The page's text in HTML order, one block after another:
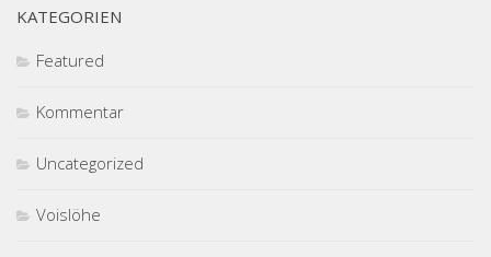
KATEGORIEN
Featured
Kommentar
Uncategorized
Voislöhe